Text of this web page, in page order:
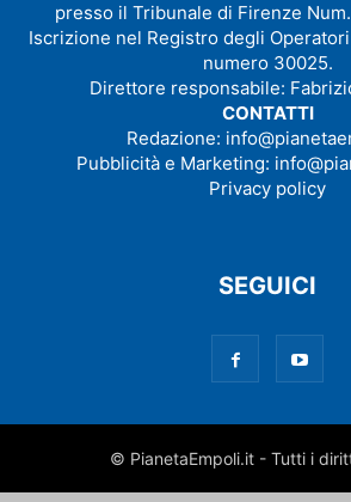
presso il Tribunale di Firenze
Iscrizione nel Registro degli
numero 30025.
Direttore responsabile:
CONTATTI
Redazione:
Pubblicità e Marketing:
Privacy policy
SEGUICI
© PianetaEmpoli.it - Tutti i